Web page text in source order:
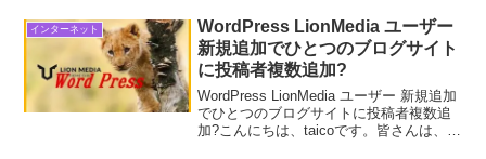
インターネット
WordPress LionMedia ユーザー
新規追加でひとつのブログサイト
に投稿者複数追加?
WordPress LionMedia ユーザー 新規追加
でひとつのブログサイトに投稿者複数追
加?こんにちは、taicoです。皆さんは、ひ